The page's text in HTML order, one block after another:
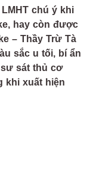
chú ý khi
hay còn được
– Thầy Trừ Tà
sắc u tối, bí ẩn
sát thủ cơ
khi xuất hiện